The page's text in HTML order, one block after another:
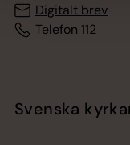
Digitalt brev
Telefon 112
Svenska